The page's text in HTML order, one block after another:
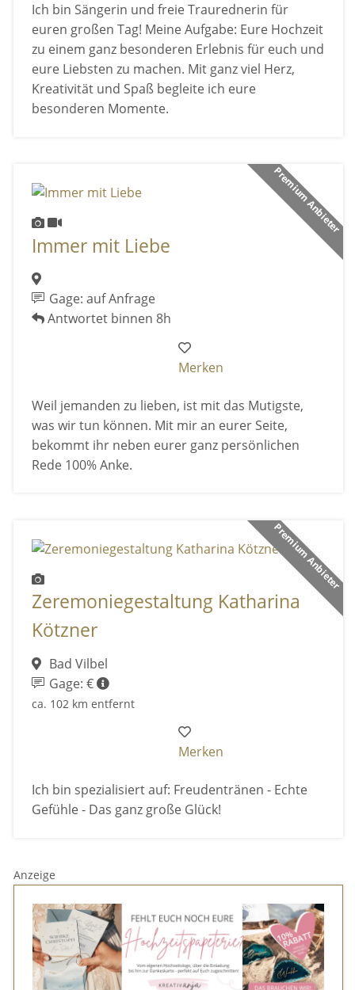
Ich bin Sängerin und freie Traurednerin für
euren großen Tag! Meine Aufgabe: Eure Hochzeit
zu einem ganz besonderen Erlebnis für euch und
eure Liebsten zu machen. Mit ganz viel Herz,
Kreativität und Spaß begleite ich eure
besonderen Momente.
Premium Anbieter
Immer mit Liebe
Gage: auf Anfrage
Antwortet binnen 8h
Merken
Weil jemanden zu lieben, ist mit das Mutigste,
was wir tun können. Mit mir an eurer Seite,
bekommt ihr neben eurer ganz persönlichen
Rede 100% Anke.
Premium Anbieter
Zeremoniegestaltung Katharina
Kötzner
Bad Vilbel
Gage: €
ca. 102 km entfernt
Merken
Ich bin spezialisiert auf: Freudentränen - Echte
Gefühle - Das ganz große Glück!
Anzeige